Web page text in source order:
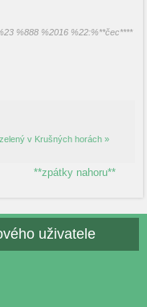
%888 %2016 %22:%**čec****
v Krušných horách »
**zpátky nahoru**
uživatele